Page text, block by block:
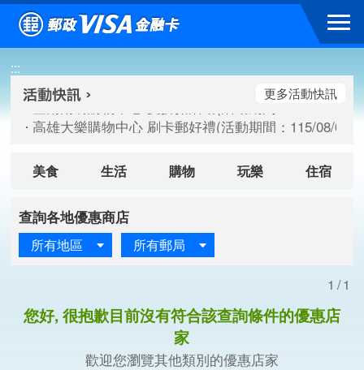
跳到主要內容區塊
:::
臺南南紡購物中心 夏折扣活動(活動期間：115/08/10-
新竹遠東巨城購物中心 2026巨城年中慶夏日BIG好刷(
臺南南紡購物中心 夏折扣活動(活動期間：115/08/10-
高雄大樂購物中心 刷卡郵好禮(活動期間：115/08/07-
更多活動快訊
美食 生活 購物 玩樂 住宿
查詢各地優惠商店
所有地區 所有郵局
1/1
您好, 很抱歉目前沒有符合該查詢條件的優惠店
家
歡迎您瀏覽其他類別的優惠店家